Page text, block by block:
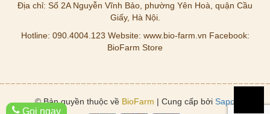
Địa chỉ: Số 2A Nguyễn Vĩnh Bảo, phường Yên Hoà, quận Cầu
Giấy, Hà Nội.
Hotline: 090.4004.123 Website: www.bio-farm.vn Facebook:
BioFarm Store
© Bản quyền thuộc về BioFarm | Cung cấp bởi Sapo
Gọi ngay